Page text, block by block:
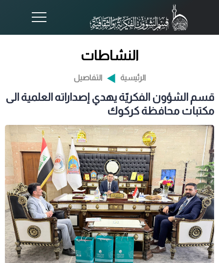
النشاطات
الرئيسية التفاصيل
قسم الشؤون الفكريّة يهدي إصداراته العلمية الى
مكتبات محافظة كركوك